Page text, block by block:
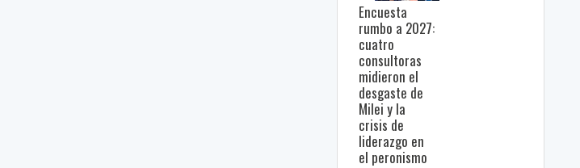
Encuesta
rumbo a 2027:
cuatro
consultoras
midieron el
desgaste de
Milei y la
crisis de
liderazgo en
el peronismo